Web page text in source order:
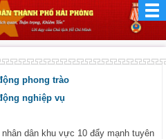
phong trào
nghiệp vụ
dân khu vực 10 đẩy mạnh tuyên